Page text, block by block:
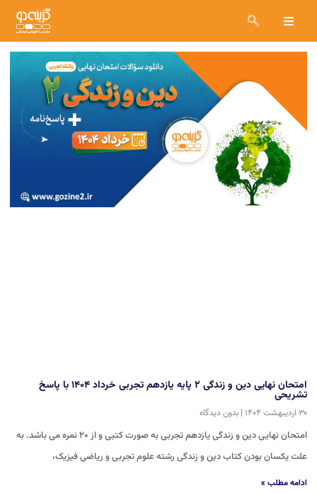
امتحان نهایی دین و زندگی ۲ پایه یازدهم تجربی خرداد ۱۴۰۴ با پاسخ
تشریحی
۳۰ اردیبهشت ۱۴۰۴ بدون دیدگاه
امتحان نهایی دین و زندگی یازدهم تجربی به صورت کتبی و از ۲۰ نمره می باشد. به
علت یکسان بودن کتاب دین و زندگی رشته علوم تجربی و ریاضی فیزیک،
ادامه مطلب »